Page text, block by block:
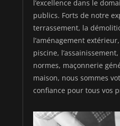
l’excellence dans le
publics. Forts de notre
terrassement, la
l’aménagement
piscine,
normes, maçonnerie
maison, nous sommes
confiance pour tous vos